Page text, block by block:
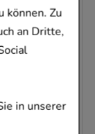
können. Zu
an Dritte,
in unserer